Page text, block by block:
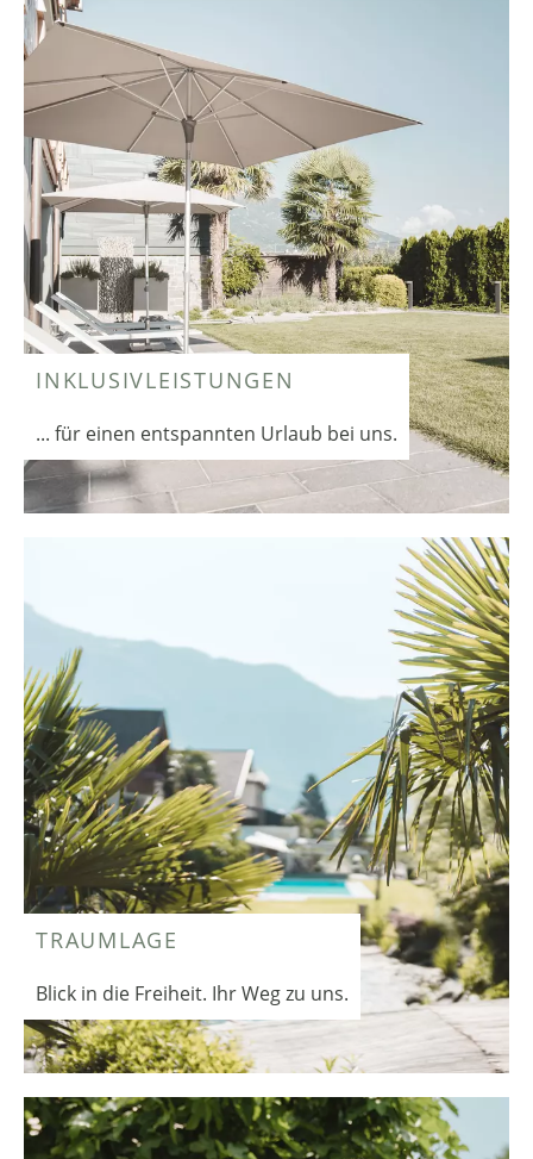
INKLUSIVLEISTUNGEN
... für einen entspannten Urlaub bei uns.
TRAUMLAGE
Blick in die Freiheit. Ihr Weg zu uns.